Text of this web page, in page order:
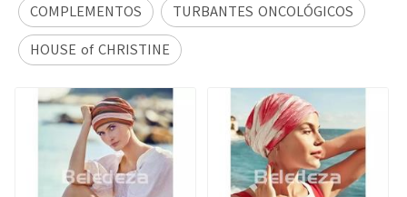
COMPLEMENTOS
TURBANTES ONCOLÓGICOS
HOUSE of CHRISTINE